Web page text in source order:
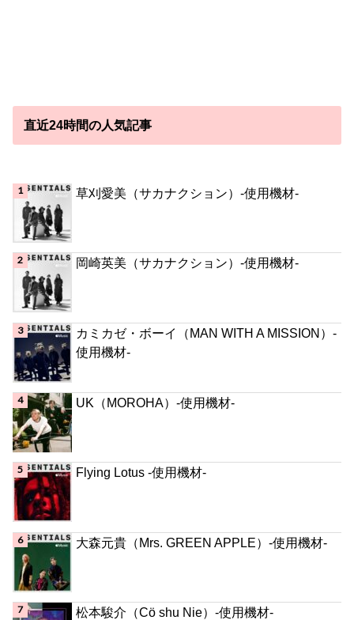
直近24時間の人気記事
草刈愛美（サカナクション）-使用機材-
岡崎英美（サカナクション）-使用機材-
カミカゼ・ボーイ（MAN WITH A MISSION）-
使用機材-
UK（MOROHA）-使用機材-
Flying Lotus -使用機材-
大森元貴（Mrs. GREEN APPLE）-使用機材-
松本駿介（Cö shu Nie）-使用機材-